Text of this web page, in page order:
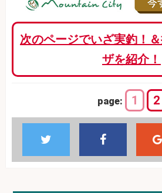
次のページでいざ実釣！
ザを紹介！
page: 1 2